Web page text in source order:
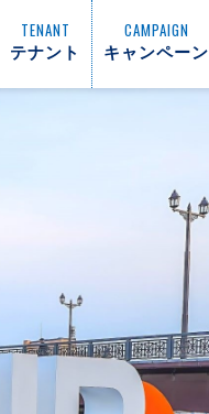
TENANT
テナント
CAMPAIGN
キャンペーン